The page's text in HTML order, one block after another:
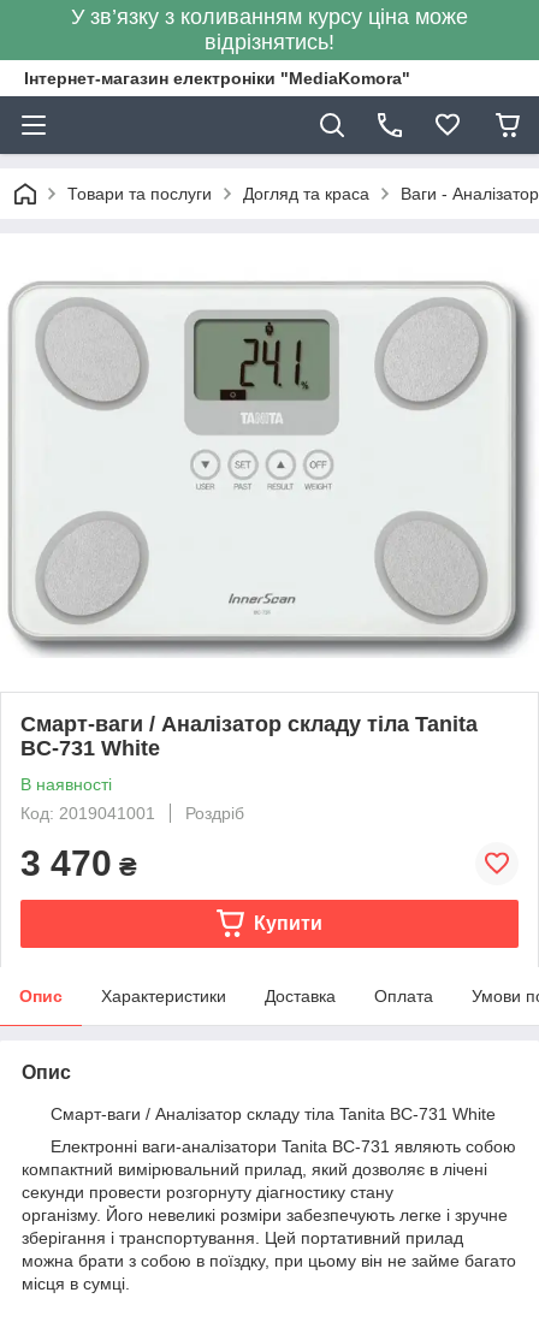
У зв’язку з коливанням курсу ціна може
відрізнятись!
Інтернет-магазин електроніки "MediaKomora"
Товари та послуги Догляд та краса Ваги -
Смарт-ваги / Аналізатор складу тіла Tanita
BC-731 White
В наявності
Код: 2019041001
Роздріб
3 470 ₴
Купити
Опис Характеристики Доставка Оплата Умови
Опис
Смарт-ваги / Аналізатор складу тіла Tanita BC-731 White
Електронні ваги-аналізатори Tanita BC-731 являють собою
компактний вимірювальний прилад, який дозволяє в лічені
секунди провести розгорнуту діагностику стану
організму. Його невеликі розміри забезпечують легке і зручне
зберігання і транспортування. Цей портативний прилад
можна брати з собою в поїздку, при цьому він не займе багато
місця в сумці.